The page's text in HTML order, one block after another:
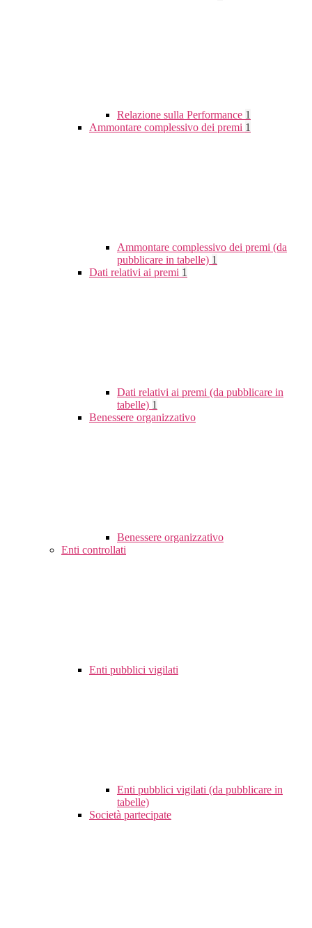
Relazione sulla Performance 1
Ammontare complessivo dei premi 1
Ammontare complessivo dei premi (da
pubblicare in tabelle) 1
Dati relativi ai premi 1
Dati relativi ai premi (da pubblicare in
tabelle) 1
Benessere organizzativo
Benessere organizzativo
Enti controllati
Enti pubblici vigilati
Enti pubblici vigilati (da pubblicare in
tabelle)
Società partecipate